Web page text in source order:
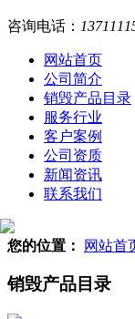
咨询电话：
网站首页
公司简介
销毁产品目录
服务行业
客户案例
公司资质
新闻资讯
联系我们
您的位置： 网站首
销毁产品目录